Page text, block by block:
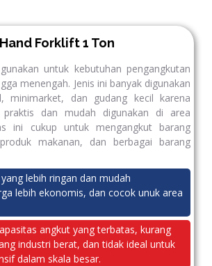
Hand Forklift 1 Ton
untuk kebutuhan pengangkutan
menengah. Jenis ini banyak digunakan
minimarket, dan gudang kecil karena
praktis dan mudah digunakan di area
ini cukup untuk mengangkut barang
makanan, dan berbagai barang
lebih ringan dan mudah
lebih ekonomis, dan cocok unuk area
angkut yang terbatas, kurang
industri berat, dan tidak ideal untuk
dalam skala besar.